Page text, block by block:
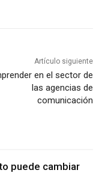
Artículo siguiente
en el sector de
las agencias de
comunicación
puede cambiar